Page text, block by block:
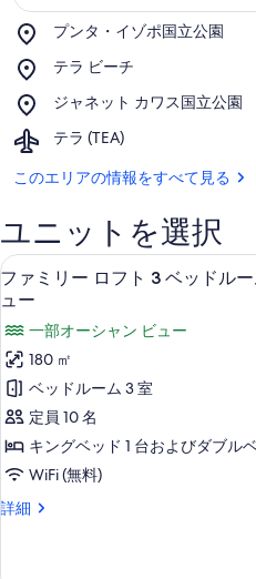
プンタ・イゾポ国立公園
Place,
ン
イ
ゾ
ポ
国
立
園
テラ ビーチ
Place,
ラ
ー
ジャネット カワス国立公園
Place,
ャ
ッ
カ
ワ
ス
国
公
園
テラ (TEA)
Airport,
ラ
このエリアの情報をすべて見る
ユニットを選択
フ
ァ
ミ
リ
ー
ロ
フ
ト
3
ベ
8
ファミリー ロフト 3 ベッドル
ュー
一部オーシャン ビュー
180 ㎡
ベッドルーム 3 室
定員 10 名
キングベッド 1 台およびダブル
WiFi (無料)
詳細
フ